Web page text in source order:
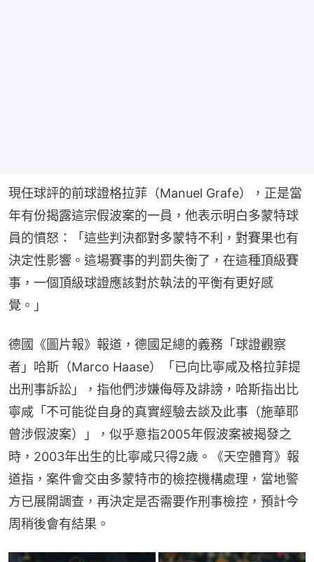
現任球評的前球證格拉菲（Manuel Grafe），正是當
年有份揭露這宗假波案的一員，他表示明白多蒙特球
員的憤怒：「這些判決都對多蒙特不利，對賽果也有
決定性影響。這場賽事的判罰失衡了，在這種頂級賽
事，一個頂級球證應該對於執法的平衡有更好感
覺。」
德國《圖片報》報道，德國足總的義務「球證觀察
者」哈斯（Marco Haase）「已向比寧咸及格拉菲提
出刑事訴訟」，指他們涉嫌侮辱及誹謗，哈斯指出比
寧咸「不可能從自身的真實經驗去談及此事（施華耶
曾涉假波案）」，似乎意指2005年假波案被揭發之
時，2003年出生的比寧咸只得2歲。《天空體育》報
道指，案件會交由多蒙特市的檢控機構處理，當地警
方已展開調查，再決定是否需要作刑事檢控，預計今
周稍後會有結果。